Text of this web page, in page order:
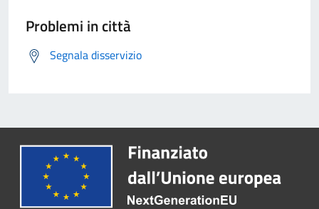
Problemi in città
Segnala disservizio